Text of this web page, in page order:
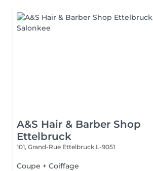
A&S Hair & Barber Shop
Ettelbruck
101, Grand-Rue Ettelbruck L-9051
Coupe + Coiffage